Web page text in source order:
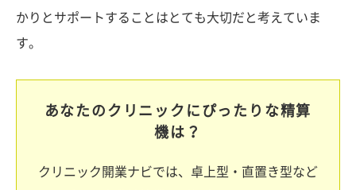
かりとサポートすることはとても大切だと考えていま
す。
あなたのクリニックにぴったりな精算
機は？
クリニック開業ナビでは、卓上型・直置き型など